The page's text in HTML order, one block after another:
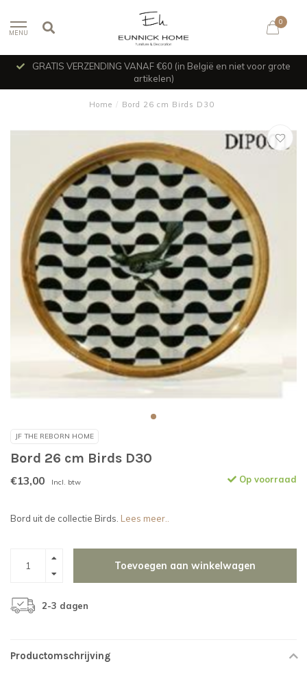
MENU
0
GRATIS VERZENDING VANAF €60 (in België en niet voor grote
artikelen)
Home / Bord 26 cm Birds D30
JF THE REBORN HOME
Bord 26 cm Birds D30
€13,00 Incl. btw Op voorraad
Bord uit de collectie Birds. Lees meer..
Toevoegen aan winkelwagen
2-3 dagen
Productomschrijving